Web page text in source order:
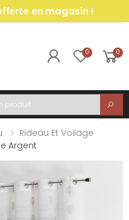
en magasin !
0 0
Rideau Et Voilage
Argent